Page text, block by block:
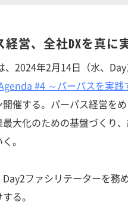
経営、全社DXを真に
2024年2月14日（水、
#4 ～パーパスを実
催する。パーパス経営を
最大化のための基盤づくり
。
ファシリテーターを務
る。